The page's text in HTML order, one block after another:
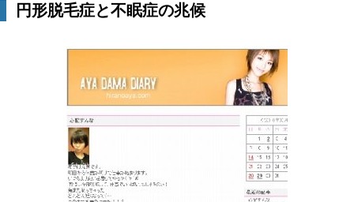
円形脱毛症と不眠症の兆候